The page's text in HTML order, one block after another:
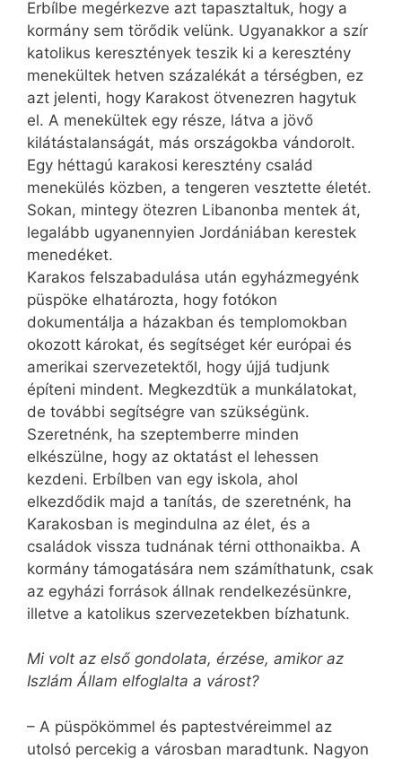
Erbílbe megérkezve azt tapasztaltuk, hogy a
kormány sem törődik velünk. Ugyanakkor a szír
katolikus keresztények teszik ki a keresztény
menekültek hetven százalékát a térségben, ez
azt jelenti, hogy Karakost ötvenezren hagytuk
el. A menekültek egy része, látva a jövő
kilátástalanságát, más országokba vándorolt.
Egy héttagú karakosi keresztény család
menekülés közben, a tengeren vesztette életét.
Sokan, mintegy ötezren Libanonba mentek át,
legalább ugyanennyien Jordániában kerestek
menedéket.
Karakos felszabadulása után egyházmegyénk
püspöke elhatározta, hogy fotókon
dokumentálja a házakban és templomokban
okozott károkat, és segítséget kér európai és
amerikai szervezetektől, hogy újjá tudjunk
építeni mindent. Megkezdtük a munkálatokat,
de további segítségre van szükségünk.
Szeretnénk, ha szeptemberre minden
elkészülne, hogy az oktatást el lehessen
kezdeni. Erbílben van egy iskola, ahol
elkezdődik majd a tanítás, de szeretnénk, ha
Karakosban is megindulna az élet, és a
családok vissza tudnának térni otthonaikba. A
kormány támogatására nem számíthatunk, csak
az egyházi források állnak rendelkezésünkre,
illetve a katolikus szervezetekben bízhatunk.
Mi volt az első gondolata, érzése, amikor az
Iszlám Állam elfoglalta a várost?
– A püspökömmel és paptestvéreimmel az
utolsó percekig a városban maradtunk. Nagyon